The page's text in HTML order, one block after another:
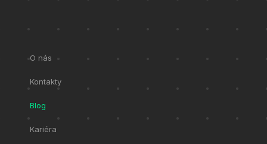
O nás
Kontakty
Blog
Kariéra